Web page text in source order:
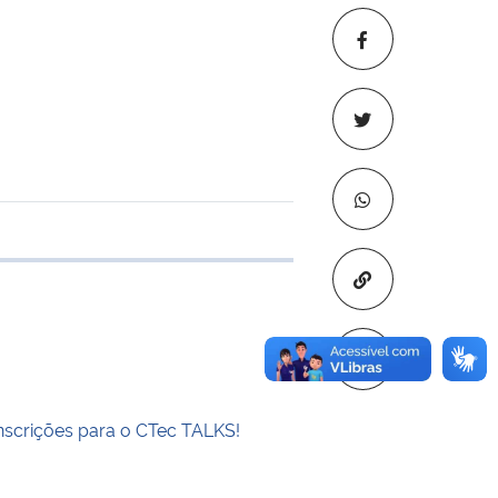
Copiar para
para o CTec TALKS!